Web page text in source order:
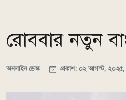
রোববার নতুন
অনলাইন ডেস্ক প্রকাশ: ০২ আগস্ট,